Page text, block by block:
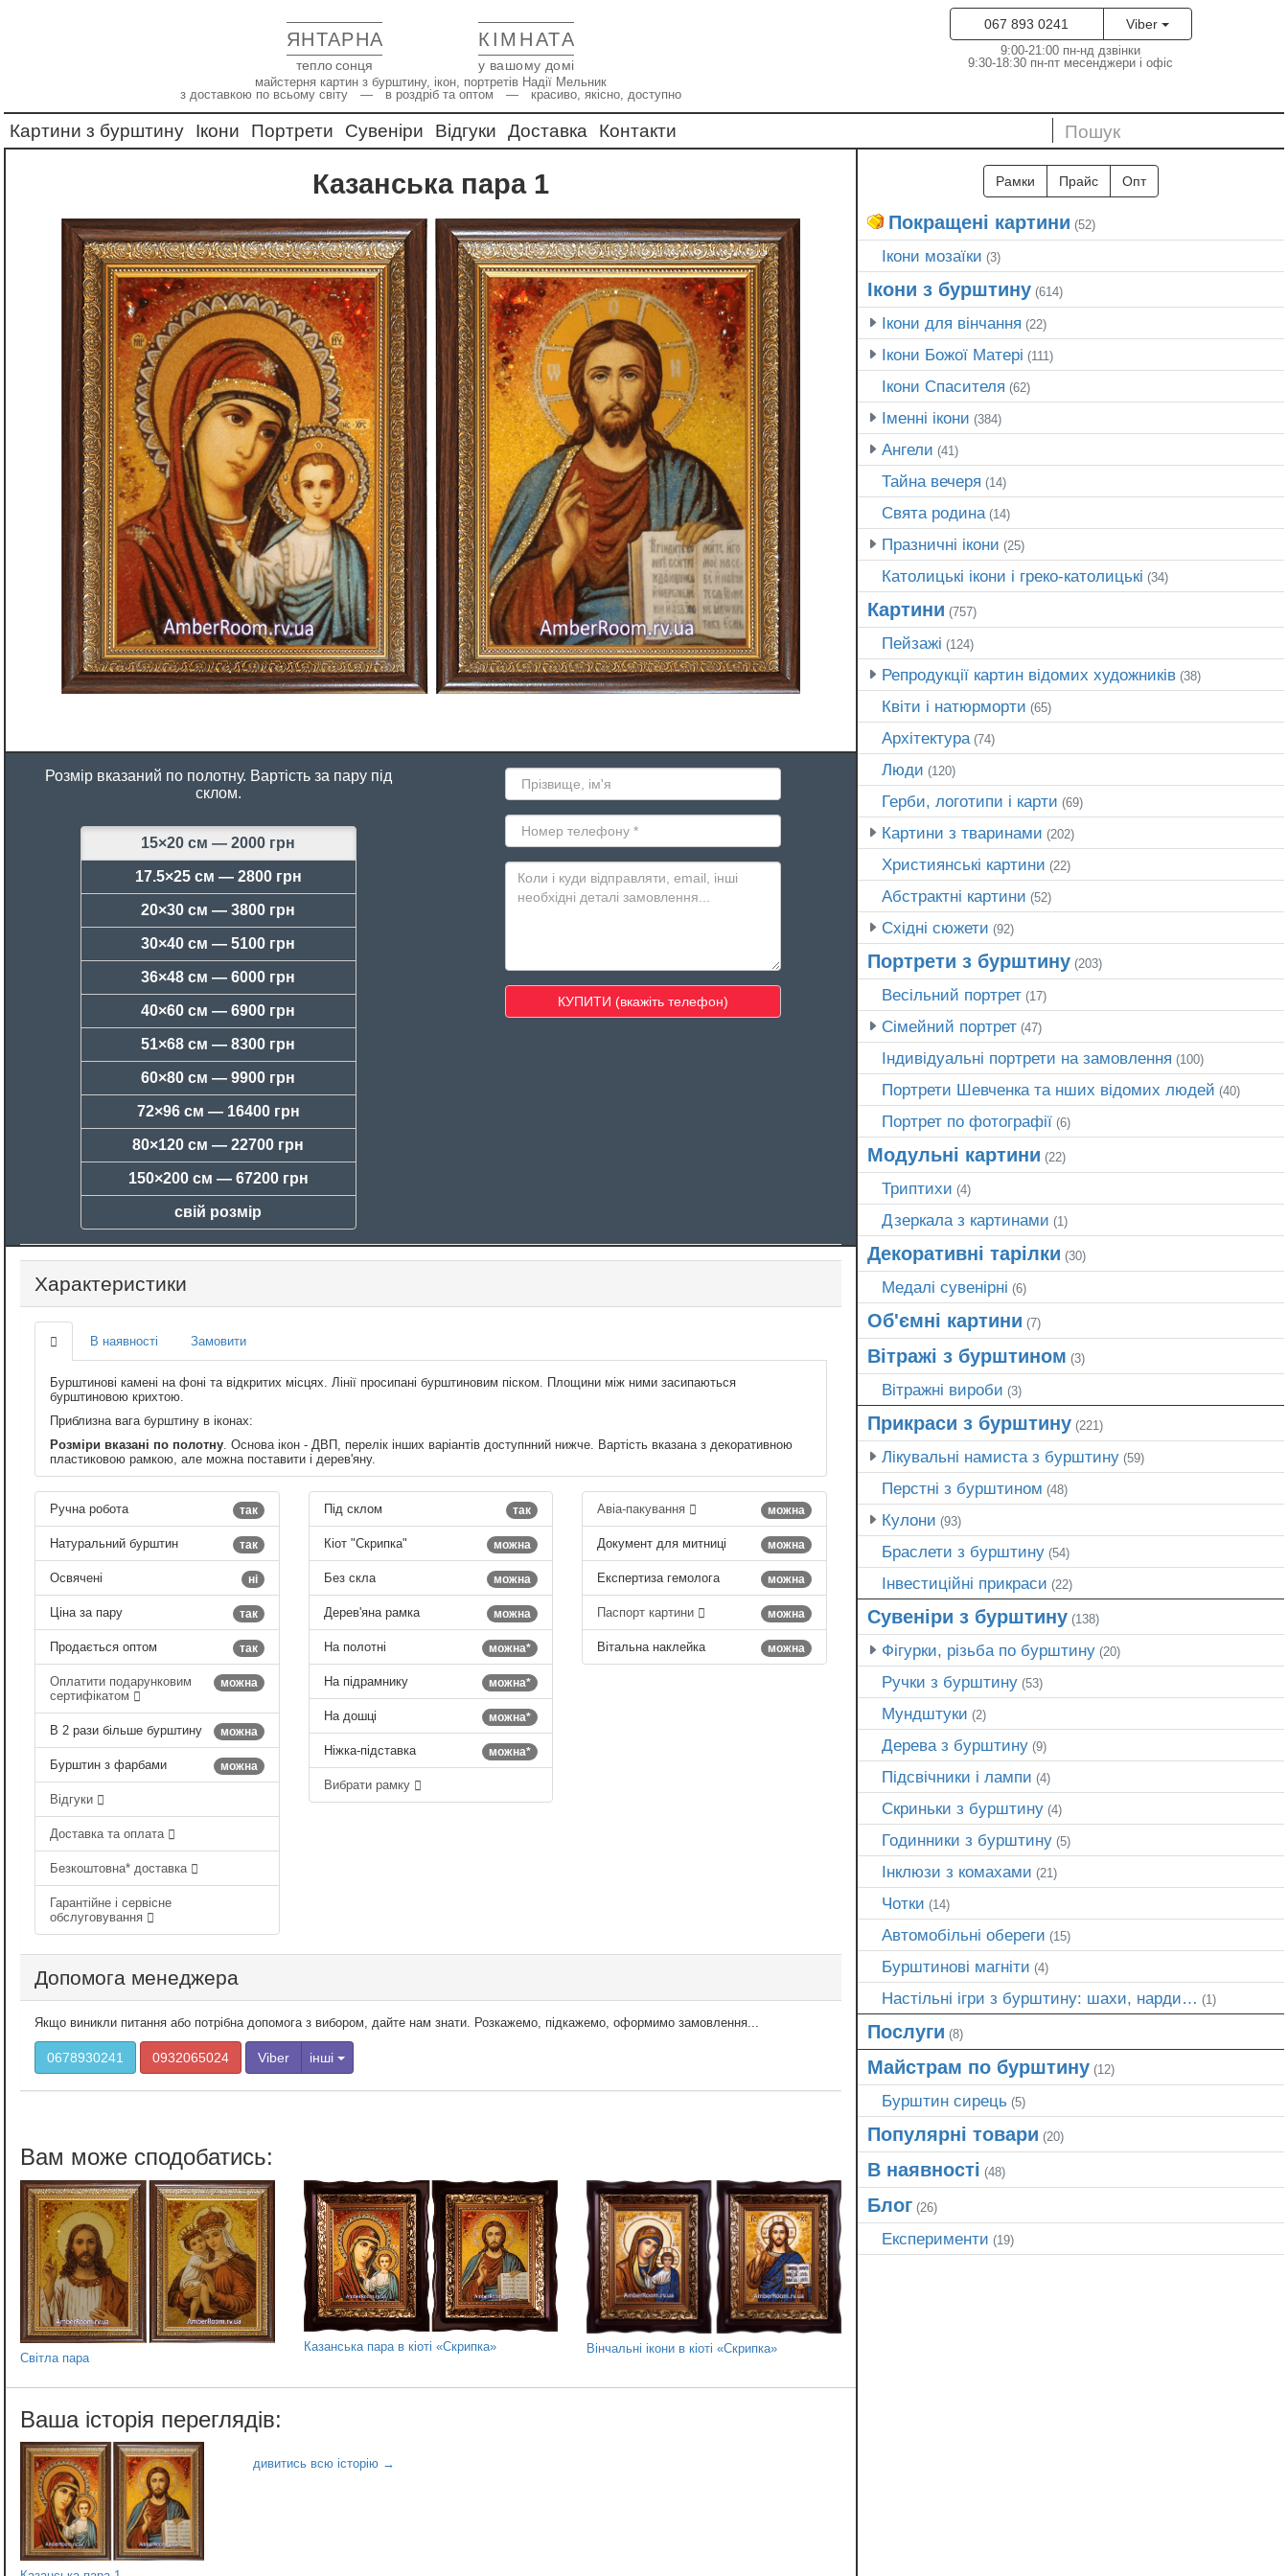
ЯНТАРНА КІМНАТА
тепло сонця у вашому домі
майстерня картин з бурштину, ікон, портретів Надії Мельник
з доставкою по всьому світу — в роздріб та оптом — красиво, якісно, доступно
067 893 0241 Viber
9:00-21:00 пн-нд дзвінки
9:30-18:30 пн-пт месенджери і офіс
Картини з бурштину Ікони Портрети Сувеніри Відгуки Доставка Контакти
Казанська пара 1
Розмір вказаний по полотну. Вартість за пару під
склом.
15×20 см —2000 грн
17.5×25 см — 2800 грн
20×30 см —3800 грн
30×40 см —5100 грн
36×48 см —6000 грн
40×60 см —6900 грн
51×68 см —8300 грн
60×80 см —9900 грн
72×96 см — 16400 грн
80×120 см —22700 грн
150×200 см — 67200 грн
свій розмір
Характеристики
В наявності Замовити
Бурштинові камені на фоні та відкритих місцях. Лінії просипані бурштиновим піском. Площини між ними засипаються
бурштиновою крихтою.
Приблизна вага бурштину в іконах:
Розміри вказані по полотну . Основа ікон - ДВП, перелік інших варіантів доступнний нижче. Вартість вказана з декоративною
пластиковою рамкою, але можна поставити і дерев'яну.
так
Ручна робота
так
Натуральний бурштин
ні
Освячені
так
Ціна за пару
так
Продається оптом
можна
Оплатити подарунковим
сертифікатом
можна
В 2 рази більше бурштину
можна
Бурштин з фарбами
Відгуки
Доставка та оплата
Безкоштовна* доставка
Гарантійне і сервісне
обслуговування
так
Під склом
можна
Кіот "Скрипка"
можна
Без скла
можна
Дерев'яна рамка
можна*
На полотні
можна*
На підрамнику
можна*
На дошці
можна*
Ніжка-підставка
Вибрати рамку
можна
Авіа-пакування
можна
Документ для митниці
можна
Експертиза гемолога
можна
Паспорт картини
можна
Вітальна наклейка
Допомога менеджера
Якщо виникли питання або потрібна допомога з вибором, дайте нам знати. Розкажемо, підкажемо, оформимо замовлення...
0678930241 0932065024 Viber інші
Світла пара
Казанська пара в кіоті «Скрипка» Вінчальні ікони в кіоті «Скрипка»
Рамки Прайс Опт
Покращені картини (52)
Ікони мозаїки (3)
Ікони з бурштину(614)
Ікони для вінчання (22)
Ікони Божої Матері (111)
Ікони Спасителя (62)
Іменні ікони (384)
Ангели (41)
Тайна вечеря (14)
Свята родина(14)
Празничні ікони (25)
Католицькі ікони і греко-католицькі (34)
Картини (757)
Пейзажі (124)
Репродукції картин відомих художників(38)
Квіти і натюрморти (65)
Архітектура(74)
Люди (120)
Герби, логотипи і карти (69)
Картини з тваринами (202)
Християнські картини (22)
Абстрактні картини (52)
Східні сюжети (92)
Портрети з бурштину(203)
Весільний портрет(17)
Сімейний портрет(47)
Індивідуальні портрети на замовлення (100)
Портрети Шевченка та нших відомих людей (40)
Портрет по фотографії (6)
Модульні картини (22)
Триптихи (4)
Дзеркала з картинами (1)
Декоративні тарілки (30)
Медалі сувенірні (6)
Об'ємні картини (7)
Вітражі з бурштином (3)
Вітражні вироби (3)
Прикраси з бурштину(221)
Лікувальні намиста з бурштину(59)
Перстні з бурштином (48)
Кулони (93)
Браслети з бурштину(54)
Інвестиційні прикраси (22)
Сувеніри з бурштину(138)
Фігурки, різьба по бурштину(20)
Ручки з бурштину(53)
Мундштуки (2)
Дерева з бурштину(9)
Підсвічники і лампи (4)
Скриньки з бурштину(4)
Годинники з бурштину(5)
Інклюзи з комахами (21)
Чотки (14)
Автомобільні обереги (15)
Бурштинові магніти (4)
Настільні ігри з бурштину: шахи, нарди… (1)
Послуги (8)
Майстрам по бурштину(12)
Бурштин сирець (5)
Популярні товари (20)
В наявності (48)
Блог(26)
Експерименти (19)